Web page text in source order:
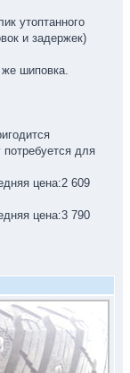
утоптанного
и задержек)
же шиповка.
для
цена:2 609
цена:3 790